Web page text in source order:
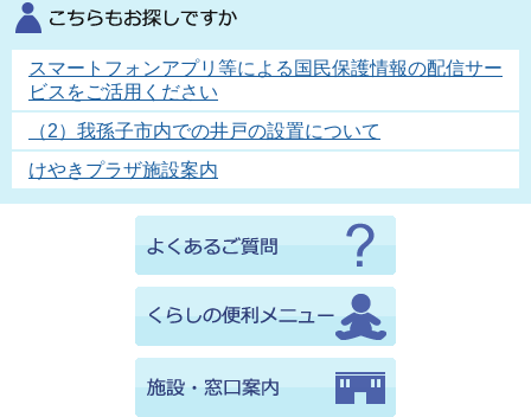
スマートフォンアプリ等による国民保護情報の配信サー
ビスをご活用ください
（2）我孫子市内での井戸の設置について
けやきプラザ施設案内